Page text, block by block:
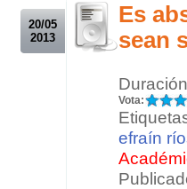
20/05
2013
Es
sean
Vota:
efraín